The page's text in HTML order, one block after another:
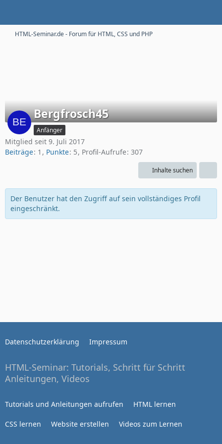
HTML-Seminar.de - Forum für HTML, CSS und PHP
Bergfrosch45
Anfänger
Mitglied seit 9. Juli 2017
Beiträge 1 Punkte 5 Profil-Aufrufe 307
Inhalte suchen
Der Benutzer hat den Zugriff auf sein vollständiges Profil
eingeschränkt.
Datenschutzerklärung Impressum
HTML-Seminar: Tutorials, Schritt für Schritt
Anleitungen, Videos
Tutorials und Anleitungen aufrufen HTML lernen
CSS lernen Website erstellen Videos zum Lernen